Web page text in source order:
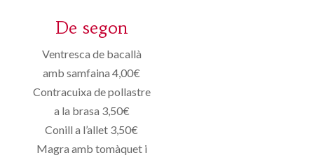
De segon
Ventresca de bacallà
amb samfaina 4,00€
Contracuixa de pollastre
a la brasa 3,50€
Conill a l’allet 3,50€
Magra amb tomàquet i